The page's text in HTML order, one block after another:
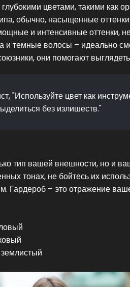
цветами, такими как
обычно, насыщенные
и интенсивные оттенки,
и темные волосы – идеально
они помогают
"Используйте цвет как
без излишеств."
тип вашей внешности, но и
тонах, не бойтесь их
Гардероб – это отражение